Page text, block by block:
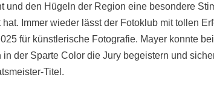
und den Hügeln der Region eine besondere
Immer wieder lässt der Fotoklub mit tollen
für künstlerische Fotografie. Mayer konnte
der Sparte Color die Jury begeistern und
Titel.